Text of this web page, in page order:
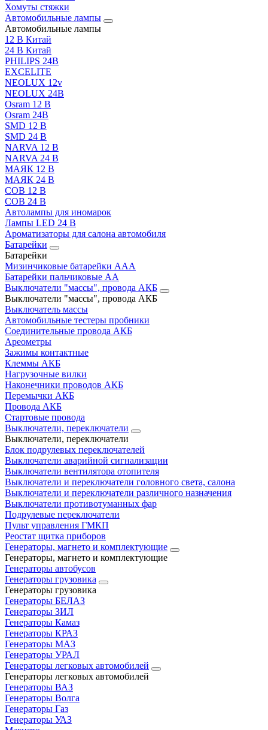
Хомуты стяжки
Автомобильные лампы
Автомобильные лампы
12 В Китай
24 В Китай
PHILIPS 24В
EXCELITE
NEOLUX 12v
NEOLUX 24В
Osram 12 В
Osram 24В
SMD 12 В
SMD 24 В
NARVA 12 В
NARVA 24 В
МАЯК 12 В
МАЯК 24 В
COB 12 В
COB 24 В
Автолампы для иномарок
Лампы LED 24 B
Ароматизаторы для салона автомобиля
Батарейки
Батарейки
Мизинчиковые батарейки AAA
Батарейки пальчиковые АА
Выключатели "массы", провода АКБ
Выключатели "массы", провода АКБ
Выключатель массы
Автомобильные тестеры пробники
Соединительные провода АКБ
Ареометры
Зажимы контактные
Клеммы АКБ
Нагрузочные вилки
Наконечники проводов АКБ
Перемычки АКБ
Провода АКБ
Стартовые провода
Выключатели, переключатели
Выключатели, переключатели
Блок подрулевых переключателей
Выключатели аварийной сигнализации
Выключатели вентилятора отопителя
Выключатели и переключатели головного света, салона
Выключатели и переключатели различного назначения
Выключатели противотуманных фар
Подрулевые переключатели
Пульт управления ГМКП
Реостат щитка приборов
Генераторы, магнето и комплектующие
Генераторы, магнето и комплектующие
Генераторы автобусов
Генераторы грузовика
Генераторы грузовика
Генераторы БЕЛАЗ
Генераторы ЗИЛ
Генераторы Камаз
Генераторы КРАЗ
Генераторы МАЗ
Генераторы УРАЛ
Генераторы легковых автомобилей
Генераторы легковых автомобилей
Генераторы ВАЗ
Генераторы Волга
Генераторы Газ
Генераторы УАЗ